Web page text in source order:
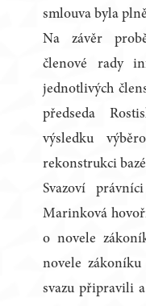
smlouva byla
Na závěr
členové rady
jednotlivých
předseda
výsledku
rekonstrukci
Svazoví
Marinková
o novele
novele zákoníku
svazu připravili